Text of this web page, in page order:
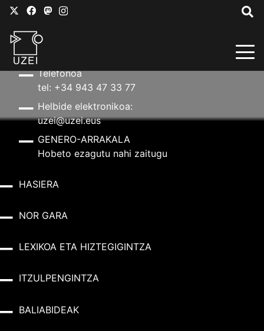
Helbidea
Telefonoa
tel: +34 943 47 33 77
Helbide elektronikoa:
uzei@uzei.eus
GENERO-ARRAKALA
Hobeto ezagutu nahi zaitugu
HASIERA
NOR GARA
LEXIKOA ETA HIZTEGIGINTZA
ITZULPENGINTZA
BALIABIDEAK